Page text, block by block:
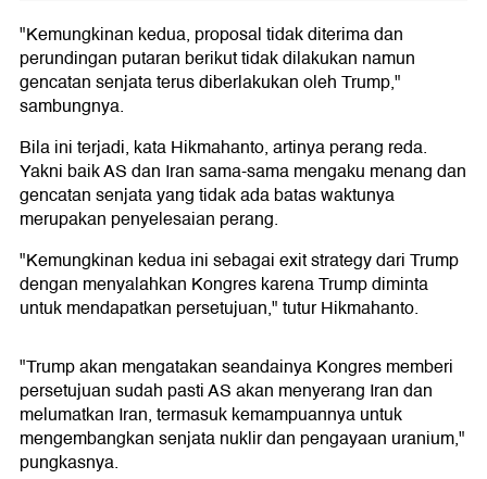
"Kemungkinan kedua, proposal tidak diterima dan
perundingan putaran berikut tidak dilakukan namun
gencatan senjata terus diberlakukan oleh Trump,"
sambungnya.
Bila ini terjadi, kata Hikmahanto, artinya perang reda.
Yakni baik AS dan Iran sama-sama mengaku menang dan
gencatan senjata yang tidak ada batas waktunya
merupakan penyelesaian perang.
"Kemungkinan kedua ini sebagai exit strategy dari Trump
dengan menyalahkan Kongres karena Trump diminta
untuk mendapatkan persetujuan," tutur Hikmahanto.
"Trump akan mengatakan seandainya Kongres memberi
persetujuan sudah pasti AS akan menyerang Iran dan
melumatkan Iran, termasuk kemampuannya untuk
mengembangkan senjata nuklir dan pengayaan uranium,"
pungkasnya.